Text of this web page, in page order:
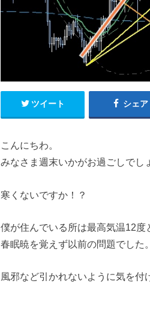
ツイート シェア
こんにちわ。
みなさま週末いかがお過ごしでし
寒くないですか！？
僕が住んでいる所は最高気温12度
春眠暁を覚えず以前の問題でした。
風邪など引かれないように気を付